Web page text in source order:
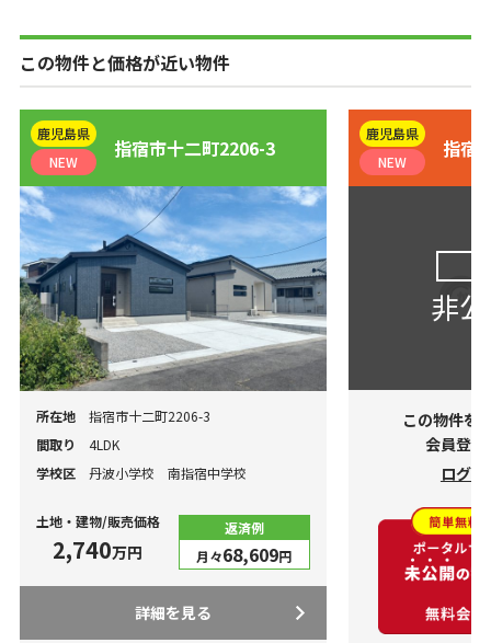
この物件と価格が近い物件
鹿児島県
NEW
指宿市十二町2206-3
所在地
指宿市十二町2206-3
間取り
4LDK
学校区
丹波小学校 南指宿中学校
土地・建物/販売価格
2,740万円
返済例
月々68,609円
詳細を見る
鹿児島県
NEW
指宿
非
この物件を
会員登
ログ